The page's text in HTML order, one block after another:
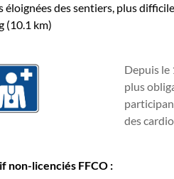
éloignées des sentiers, plus
(10.1 km)
Depuis le
plus
des
non-licenciés FFCO :